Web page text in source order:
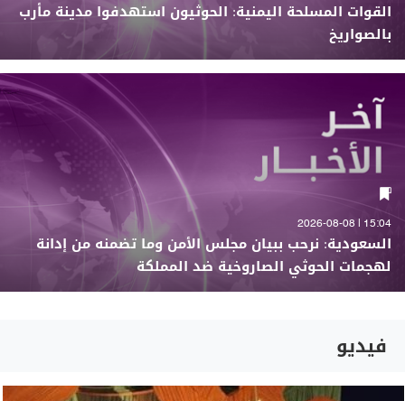
القوات المسلحة اليمنية: الحوثيون استهدفوا مدينة مأرب
بالصواريخ
15:04 | 2026-08-08
السعودية: نرحب ببيان مجلس الأمن وما تضمنه من إدانة
لهجمات الحوثي الصاروخية ضد المملكة
فيديو